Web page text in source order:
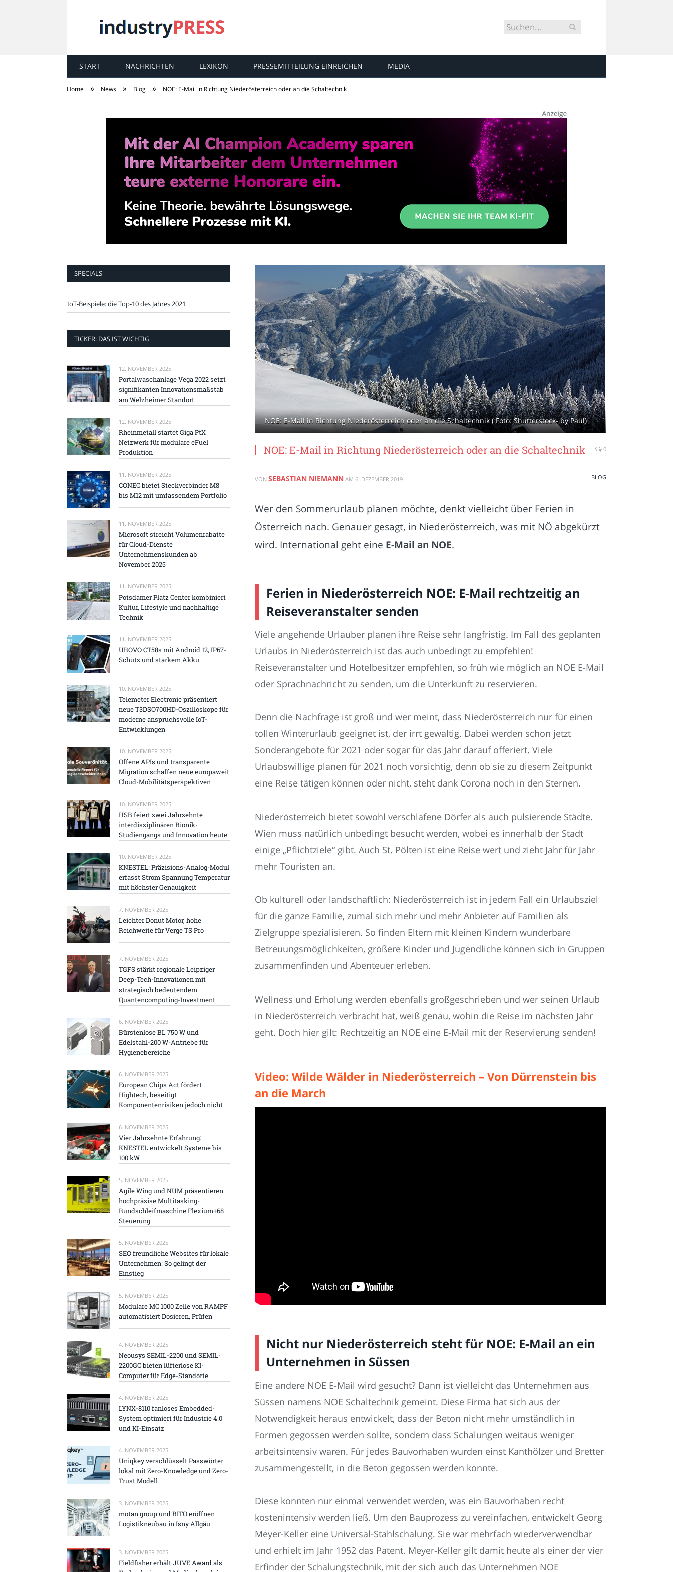
industryPRESS
START NACHRICHTEN LEXIKON PRESSEMITTEILUNG EINREICHEN MEDIA
Home » News » Blog » NOE: E-Mail in Richtung Niederösterreich oder an die Schaltechnik
NOE: E-Mail in Richtung Niederösterreich oder an die Schaltechnik ( Foto: Shutterstock- by Paul)
NOE: E-Mail in Richtung Niederösterreich oder an die Schaltechnik 0
VON SEBASTIAN NIEMANN AM 6. DEZEMBER 2019 BLOG
Wer den Sommerurlaub planen möchte, denkt vielleicht über Ferien in
Österreich nach. Genauer gesagt, in Niederösterreich, was mit NÖ abgekürzt
wird. International geht eine E-Mail an NOE.
Ferien in Niederösterreich NOE: E-Mail rechtzeitig an
Reiseveranstalter senden
Viele angehende Urlauber planen ihre Reise sehr langfristig. Im Fall des geplanten
Urlaubs in Niederösterreich ist das auch unbedingt zu empfehlen!
Reiseveranstalter und Hotelbesitzer empfehlen, so früh wie möglich an NOE E-Mail
oder Sprachnachricht zu senden, um die Unterkunft zu reservieren.
Denn die Nachfrage ist groß und wer meint, dass Niederösterreich nur für einen
tollen Winterurlaub geeignet ist, der irrt gewaltig. Dabei werden schon jetzt
Sonderangebote für 2021 oder sogar für das Jahr darauf offeriert. Viele
Urlaubswillige planen für 2021 noch vorsichtig, denn ob sie zu diesem Zeitpunkt
eine Reise tätigen können oder nicht, steht dank Corona noch in den Sternen.
Niederösterreich bietet sowohl verschlafene Dörfer als auch pulsierende Städte.
Wien muss natürlich unbedingt besucht werden, wobei es innerhalb der Stadt
einige „Pflichtziele“ gibt. Auch St. Pölten ist eine Reise wert und zieht Jahr für Jahr
mehr Touristen an.
Ob kulturell oder landschaftlich: Niederösterreich ist in jedem Fall ein Urlaubsziel
für die ganze Familie, zumal sich mehr und mehr Anbieter auf Familien als
Zielgruppe spezialisieren. So finden Eltern mit kleinen Kindern wunderbare
Betreuungsmöglichkeiten, größere Kinder und Jugendliche können sich in Gruppen
zusammenfinden und Abenteuer erleben.
Wellness und Erholung werden ebenfalls großgeschrieben und wer seinen Urlaub
in Niederösterreich verbracht hat, weiß genau, wohin die Reise im nächsten Jahr
geht. Doch hier gilt: Rechtzeitig an NOE eine E-Mail mit der Reservierung senden!
Video: Wilde Wälder in Niederösterreich – Von Dürrenstein bis
an die March
Nicht nur Niederösterreich steht für NOE: E-Mail an ein
Unternehmen in Süssen
Eine andere NOE E-Mail wird gesucht? Dann ist vielleicht das Unternehmen aus
Süssen namens NOE Schaltechnik gemeint. Diese Firma hat sich aus der
Notwendigkeit heraus entwickelt, dass der Beton nicht mehr umständlich in
Formen gegossen werden sollte, sondern dass Schalungen weitaus weniger
arbeitsintensiv waren. Für jedes Bauvorhaben wurden einst Kanthölzer und Bretter
zusammengestellt, in die Beton gegossen werden konnte.
Diese konnten nur einmal verwendet werden, was ein Bauvorhaben recht
kostenintensiv werden ließ. Um den Bauprozess zu vereinfachen, entwickelt Georg
Meyer-Keller eine Universal-Stahlschalung. Sie war mehrfach wiederverwendbar
und erhielt im Jahr 1952 das Patent. Meyer-Keller gilt damit heute als einer der vier
Erfinder der Schalungstechnik, mit der sich auch das Unternehmen NOE
SPECIALS
IoT-Beispiele: die Top-10 des Jahres 2021
TICKER: DAS IST WICHTIG
12. NOVEMBER 2025
Portalwaschanlage Vega 2022 setzt
signifikanten Innovationsmaßstab
am Welzheimer Standort
12. NOVEMBER 2025
Rheinmetall startet Giga PtX
Netzwerk für modulare eFuel
Produktion
11. NOVEMBER 2025
CONEC bietet Steckverbinder M8
bis M12 mit umfassendem Portfolio
11. NOVEMBER 2025
Microsoft streicht Volumenrabatte
für Cloud-Dienste
Unternehmenskunden ab
November 2025
11. NOVEMBER 2025
Potsdamer Platz Center kombiniert
Kultur, Lifestyle und nachhaltige
Technik
11. NOVEMBER 2025
UROVO CT58s mit Android 12, IP67-
Schutz und starkem Akku
10. NOVEMBER 2025
Telemeter Electronic präsentiert
neue T3DSO700HD-Oszilloskope für
moderne anspruchsvolle IoT-
Entwicklungen
10. NOVEMBER 2025
Offene APIs und transparente
Migration schaffen neue europaweit
Cloud-Mobilitätsperspektiven
10. NOVEMBER 2025
HSB feiert zwei Jahrzehnte
interdisziplinären Bionik-
Studiengangs und Innovation heute
10. NOVEMBER 2025
KNESTEL: Präzisions-Analog-Modul
erfasst Strom Spannung Temperatur
mit höchster Genauigkeit
7. NOVEMBER 2025
Leichter Donut Motor, hohe
Reichweite für Verge TS Pro
7. NOVEMBER 2025
TGFS stärkt regionale Leipziger
Deep-Tech-Innovationen mit
strategisch bedeutendem
Quantencomputing-Investment
6. NOVEMBER 2025
Bürstenlose BL 750 W und
Edelstahl-200 W-Antriebe für
Hygienebereiche
6. NOVEMBER 2025
European Chips Act fördert
Hightech, beseitigt
Komponentenrisiken jedoch nicht
6. NOVEMBER 2025
Vier Jahrzehnte Erfahrung:
KNESTEL entwickelt Systeme bis
100 kW
5. NOVEMBER 2025
Agile Wing und NUM präsentieren
hochpräzise Multitasking-
Rundschleifmaschine Flexium+68
Steuerung
5. NOVEMBER 2025
SEO freundliche Websites für lokale
Unternehmen: So gelingt der
Einstieg
5. NOVEMBER 2025
Modulare MC 1000 Zelle von RAMPF
automatisiert Dosieren, Prüfen
4. NOVEMBER 2025
Neousys SEMIL-2200 und SEMIL-
2200GC bieten lüfterlose KI-
Computer für Edge-Standorte
4. NOVEMBER 2025
LYNX-8110 fanloses Embedded-
System optimiert für Industrie 4.0
und KI-Einsatz
4. NOVEMBER 2025
Uniqkey verschlüsselt Passwörter
lokal mit Zero-Knowledge und Zero-
Trust Modell
3. NOVEMBER 2025
motan group und BITO eröffnen
Logistikneubau in Isny Allgäu
3. NOVEMBER 2025
Fieldfisher erhält JUVE Award als